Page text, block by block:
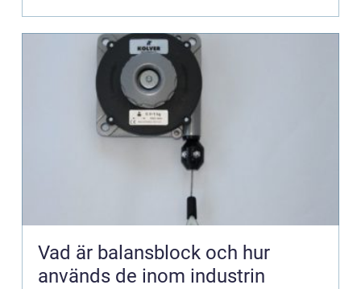
Vad är balansblock och hur
används de inom industrin